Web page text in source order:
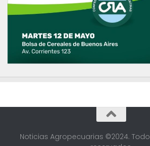
Noticias Agropecuarias ©2024.